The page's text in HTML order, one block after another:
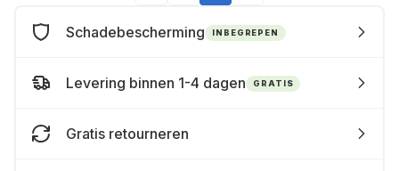
Schadebescherming INBEGREPEN
Levering binnen 1-4 dagen GRATIS
Gratis retourneren